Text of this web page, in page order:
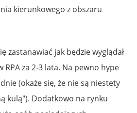
kierunkowego z obszaru
zastanawiać jak będzie wyglądał
za 2-3 lata. Na pewno hype
(okaże się, że nie są niestety
kulą"). Dodatkowo na rynku